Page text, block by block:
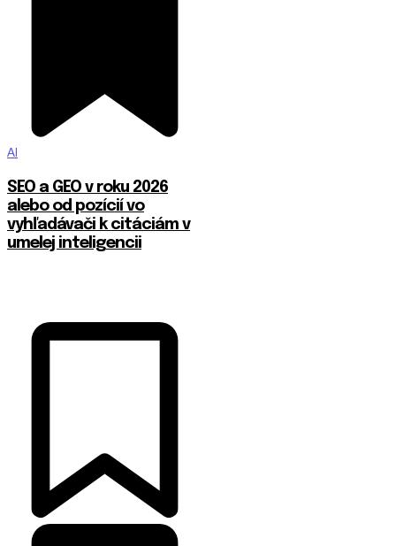
AI
SEO a GEO v roku 2026
alebo od pozícií vo
vyhľadávači k citáciám v
umelej inteligencii